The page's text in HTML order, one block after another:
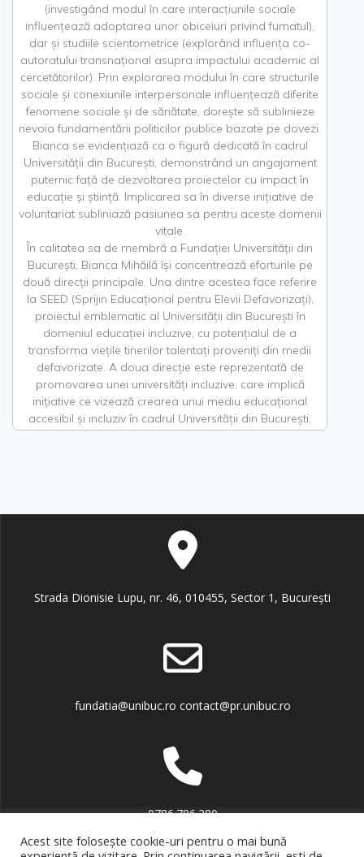
(investigând modul în care interacțiunile sociale
influențează adoptarea unor obiceiuri privind fumatul),
dar și studiile scientometrice (explorând influența co-
autoratului transnațional asupra impactului academic al
cercetătorilor). Prin explorarea modului în care structurile
sociale și conexiunile interpersonale influențează diferite
fenomene sociale și de sănătate, dorește să sublinieze
nevoia fundamentării politicilor publice bazate pe dovezi.
Bianca se evidențiază ca o figură dedicată în cadrul
Universității din București, demonstrând un angajament
puternic față de dezvoltarea proiectelor cu impact în
educație și știință. Implicarea sa în diverse inițiative de
voluntariat subliniază pasiunea sa pentru aceste domenii
vitale.
În calitatea sa de membră a Fundației Universității din
București, Bianca Mihăilă își concentrează eforturile pe
două direcții principale. Una dintre acestea face referire
la SEED (Sprijin Educațional pentru Elevii Defavorizați),
proiectul emblematic al Universității din București în
domeniul educației incluzive, cu potențialul de a
transforma viețile tinerilor talentați proveniți din medii
defavorizate. A doua direcție este reprezentată de
promovarea unei universități incluzive, care implică
inițiative ce vizează crearea unui mediu educațional
accesibil și incluziv în cadrul Universității din București.
Strada Dionisie Lupu, nr. 46, 010455, Sector 1, București
fundatia@unibuc.ro contact@pr.unibuc.ro
0786.786.280
Acest site folosește cookie-uri pentru o mai bună